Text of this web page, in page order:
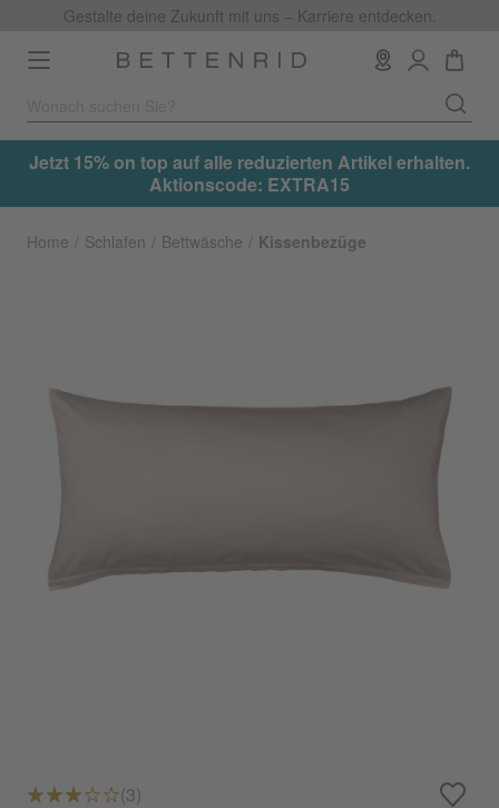
Gestalte deine Zukunft mit uns – Karriere entdecken.
Toggle
navigation
Jetzt 15% on top auf alle reduzierten Artikel erhalten.
Aktionscode: EXTRA15
Home Schlafen Bettwäsche Kissenbezüge
(3)